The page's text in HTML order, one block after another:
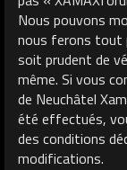
Nous pouvons
nous ferons tout
soit prudent de
même. Si vous
de Neuchâtel
été effectués,
des conditions
modifications.